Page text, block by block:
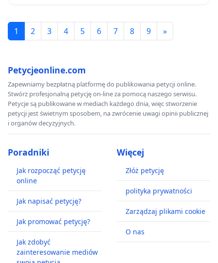
1 2 3 4 5 6 7 8 9 »
Petycjeonline.com
Zapewniamy bezpłatną platformę do publikowania petycji online.
Stwórz profesjonalną petycję on-line za pomocą naszego serwisu.
Petycje są publikowane w mediach każdego dnia, więc stworzenie
petycji jest świetnym sposobem, na zwrócenie uwagi opinii publicznej
i organów decyzyjnych.
Poradniki
Jak rozpocząć petycję
online
Jak napisać petycję?
Jak promować petycję?
Jak zdobyć
zainteresowanie mediów
Więcej
Złóż petycję
polityka prywatności
Zarządzaj plikami cookie
O nas